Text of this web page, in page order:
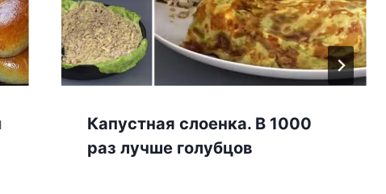
Капустная слоенка. В 1000
раз лучше голубцов